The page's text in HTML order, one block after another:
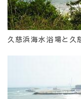
久慈浜海水浴場と久